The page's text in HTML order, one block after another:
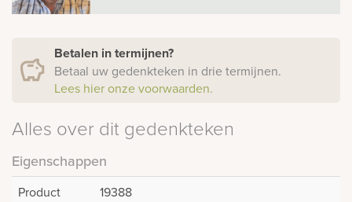
Betalen in termijnen?
Betaal uw gedenkteken in drie termijnen.
Lees hier onze voorwaarden.
Alles over dit gedenkteken
Eigenschappen
Product
19388